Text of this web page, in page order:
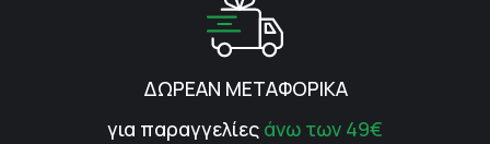
ΔΩΡΕΑΝ ΜΕΤΑΦΟΡΙΚΑ
για παραγγελίες άνω των 49€